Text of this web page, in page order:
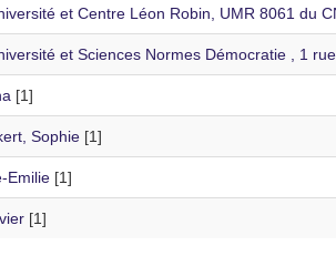
et Centre Léon Robin, UMR 8061 du
et Sciences Normes Démocratie , 1
[1]
Sophie[1]
Emilie[1]
[1]